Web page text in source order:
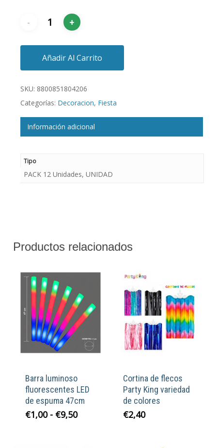
Añadir Al Carrito
SKU: 8800851804206
Categorías: Decoracion, Fiesta
Información adicional
Tipo
PACK 12 Unidades, UNIDAD
Productos relacionados
Barra luminoso
fluorescentes LED
de espuma 47cm
€1,00 - €9,50Rango
Cortina de flecos
Party King variedad
de colores
€2,40